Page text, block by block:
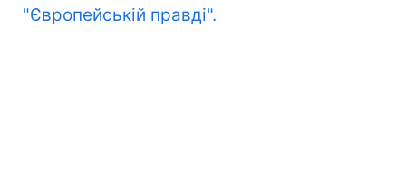
"Європейській правді".